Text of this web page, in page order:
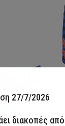
27/7/2026
διακοπές από